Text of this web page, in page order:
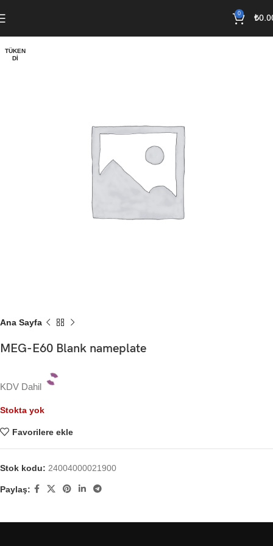
0 ₺
TÜKEN
DI
Ana Sayfa
MEG-E60 Blank nameplate
KDV Dahil
Stokta yok
Favorilere ekle
Stok kodu: 24004000021900
Paylaş: